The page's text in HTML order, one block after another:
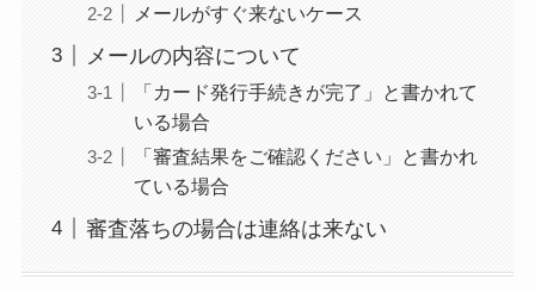
メールがすぐ来ないケース
メールの内容について
「カード発行手続きが完了」と書かれて
いる場合
「審査結果をご確認ください」と書かれ
ている場合
審査落ちの場合は連絡は来ない